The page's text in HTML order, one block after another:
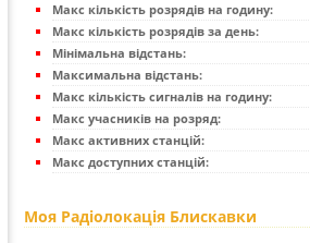
Макс кількість розрядів на годину:
Макс кількість розрядів за день:
Мінімальна відстань:
Максимальна відстань:
Макс кількість сигналів на годину:
Макс учасників на розряд:
Макс активних станцій:
Макс доступних станцій:
Моя Радіолокація Блискавки